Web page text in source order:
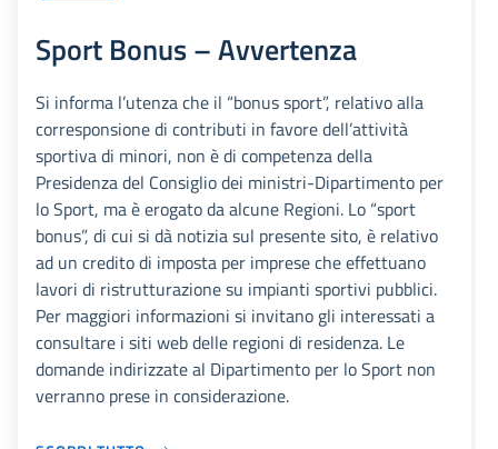
Sport Bonus – Avvertenza
Si informa l’utenza che il “bonus sport”, relativo alla
corresponsione di contributi in favore dell’attività
sportiva di minori, non è di competenza della
Presidenza del Consiglio dei ministri-Dipartimento per
lo Sport, ma è erogato da alcune Regioni. Lo “sport
bonus”, di cui si dà notizia sul presente sito, è relativo
ad un credito di imposta per imprese che effettuano
lavori di ristrutturazione su impianti sportivi pubblici.
Per maggiori informazioni si invitano gli interessati a
consultare i siti web delle regioni di residenza. Le
domande indirizzate al Dipartimento per lo Sport non
verranno prese in considerazione.